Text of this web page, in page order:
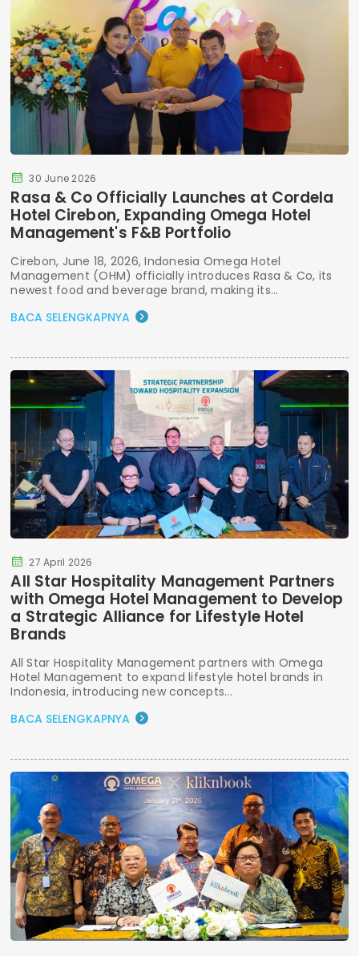
30 June 2026
Rasa & Co Officially Launches at Cordela
Hotel Cirebon, Expanding Omega Hotel
Management's F&B Portfolio
Cirebon, June 18, 2026, Indonesia Omega Hotel
Management (OHM) officially introduces Rasa & Co, its
newest food and beverage brand, making its...
BACA SELENGKAPNYA
27 April 2026
All Star Hospitality Management Partners
with Omega Hotel Management to Develop
a Strategic Alliance for Lifestyle Hotel
Brands
All Star Hospitality Management partners with Omega
Hotel Management to expand lifestyle hotel brands in
Indonesia, introducing new concepts...
BACA SELENGKAPNYA